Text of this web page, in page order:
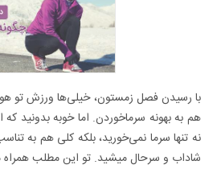
با رسیدن فصل زمستون، خیلی‌ها ورزش تو
هم به بهونه سرماخوردن. اما خوبه بدونید
نه تنها سرما نمی‌خورید، بلکه کلی هم به
شاداب و سرحال میشید. تو این مطلب همراه